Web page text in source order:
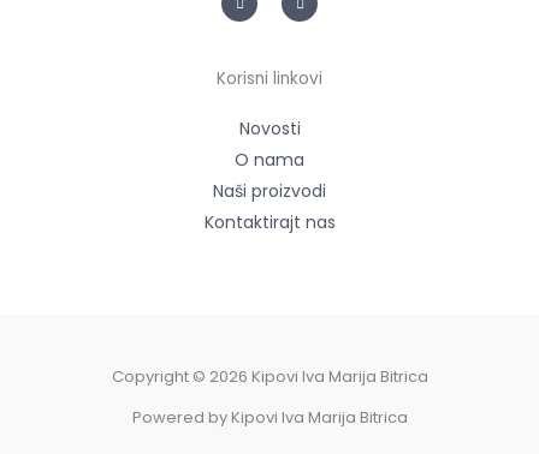
a
c
o
f
o
o
Korisni linkovi
Novosti
O nama
Naši proizvodi
Kontaktirajt nas
Copyright © 2026 Kipovi Iva Marija Bitrica
Powered by Kipovi Iva Marija Bitrica